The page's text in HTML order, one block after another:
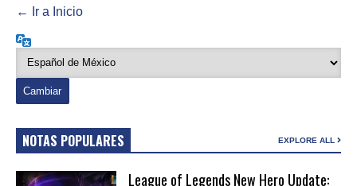
← Ir a Inicio
NOTAS POPULARES EXPLORE ALL
League of Legends New Hero Update: